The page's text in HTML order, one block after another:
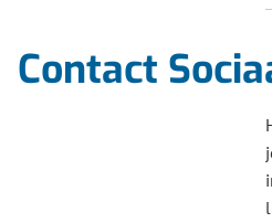
Contact